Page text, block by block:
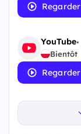
Regarder
YouTube•
Bientôt
Regarder